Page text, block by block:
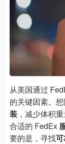
从美国通过
的关键因素。
装 ，减少体积
合适的 FedEx
要的是，寻找